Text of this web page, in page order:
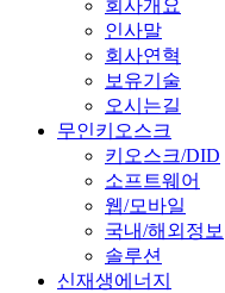
회사개요
인사말
회사연혁
보유기술
오시는길
무인키오스크
키오스크/DID
소프트웨어
웹/모바일
국내/해외정보
솔루션
신재생에너지